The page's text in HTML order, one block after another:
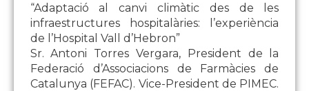
“Adaptació al canvi climàtic des de les
infraestructures hospitalàries: l’experiència
de l’Hospital Vall d’Hebron”
Sr. Antoni Torres Vergara, President de la
Federació d’Associacions de Farmàcies de
Catalunya (FEFAC). Vice-President de PIMEC.